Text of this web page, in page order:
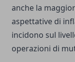
anche la
aspettative di
incidono sul
operazioni di